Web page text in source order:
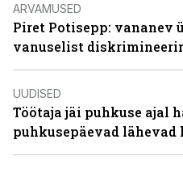
ARVAMUSED
Piret Potisepp: vananev
vanuselist
UUDISED
Töötaja jäi puhkuse ajal
puhkusepäevad lähevad